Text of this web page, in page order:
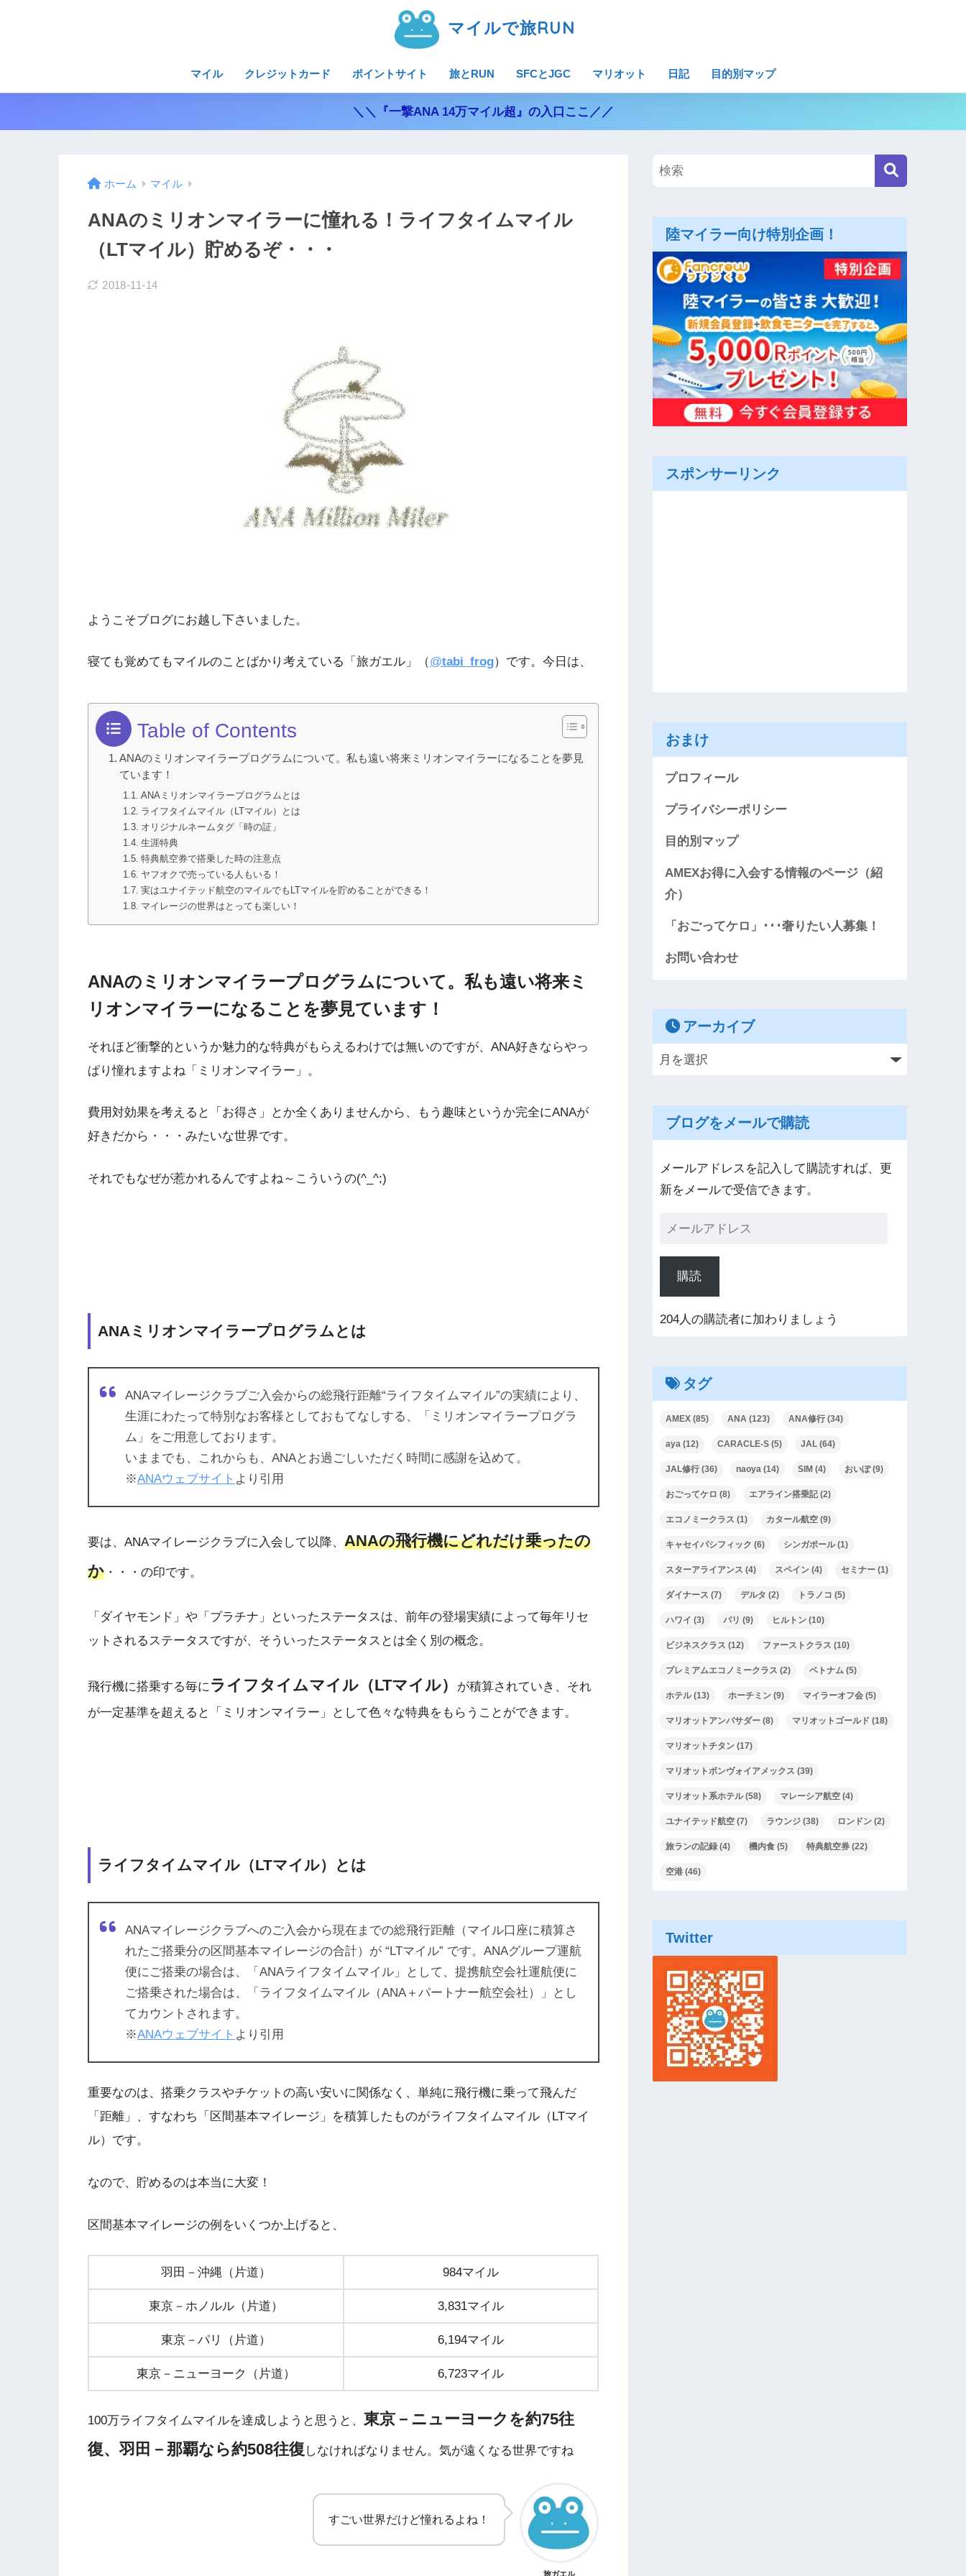
マイルで旅RUN
マイル クレジットカード ポイントサイト 旅とRUN SFCとJGC マリオット 日記 目的別マップ
＼＼『一撃ANA 14万マイル超』の入口ここ／／
ホーム マイル
ANAのミリオンマイラーに憧れる！ライフタイムマイル
（LTマイル）貯めるぞ・・・
2018-11-14
ようこそブログにお越し下さいました。
寝ても覚めてもマイルのことばかり考えている「旅ガエル」（@tabi_frog）です。今日は、
Table of Contents
ANAのミリオンマイラープログラムについて。私も遠い将来ミリオンマイラーになることを夢見
ています！
ANAミリオンマイラープログラムとは
ライフタイムマイル（LTマイル）とは
オリジナルネームタグ「時の証」
生涯特典
特典航空券で搭乗した時の注意点
ヤフオクで売っている人もいる！
実はユナイテッド航空のマイルでもLTマイルを貯めることができる！
マイレージの世界はとっても楽しい！
ANAのミリオンマイラープログラムについて。私も遠い将来ミ
リオンマイラーになることを夢見ています！
それほど衝撃的というか魅力的な特典がもらえるわけでは無いのですが、ANA好きならやっ
ぱり憧れますよね「ミリオンマイラー」。
費用対効果を考えると「お得さ」とか全くありませんから、もう趣味というか完全にANAが
好きだから・・・みたいな世界です。
それでもなぜが惹かれるんですよね～こういうの(^_^;)
ANAミリオンマイラープログラムとは
ANAマイレージクラブご入会からの総飛行距離“ライフタイムマイル”の実績により、
生涯にわたって特別なお客様としておもてなしする、「ミリオンマイラープログラ
ム」をご用意しております。
いままでも、これからも、ANAとお過ごしいただく時間に感謝を込めて。
※ANAウェブサイト より引用
要は、ANAマイレージクラブに入会して以降、 ANAの飛行機にどれだけ乗ったの
か ・・・の印です。
「ダイヤモンド」や「プラチナ」といったステータスは、前年の登場実績によって毎年リセ
ットされるステータスですが、そういったステータスとは全く別の概念。
飛行機に搭乗する毎にライフタイムマイル（LTマイル）
が積算されていき、それ
が一定基準を超えると「ミリオンマイラー」として色々な特典をもらうことができます。
ライフタイムマイル（LTマイル）とは
ANAマイレージクラブへのご入会から現在までの総飛行距離（マイル口座に積算さ
れたご搭乗分の区間基本マイレージの合計）が “LTマイル” です。ANAグループ運航
便にご搭乗の場合は、「ANAライフタイムマイル」として、提携航空会社運航便に
ご搭乗された場合は、「ライフタイムマイル（ANA＋パートナー航空会社）」とし
てカウントされます。
※ANAウェブサイト より引用
重要なのは、搭乗クラスやチケットの高い安いに関係なく、単純に飛行機に乗って飛んだ
「距離」、すなわち「区間基本マイレージ」を積算したものがライフタイムマイル（LTマイ
ル）です。
なので、貯めるのは本当に大変！
区間基本マイレージの例をいくつか上げると、
羽田－沖縄（片道） 984マイル
東京－ホノルル（片道） 3,831マイル
東京－パリ（片道） 6,194マイル
東京－ニューヨーク（片道） 6,723マイル
100万ライフタイムマイルを達成しようと思うと、 東京－ニューヨークを約75往
復、 羽田－那覇なら約508往復 しなければなりません。気が遠くなる世界ですね
すごい世界だけど憧れるよね！
旅ガエル
陸マイラー向け特別企画！
スポンサーリンク
おまけ
プロフィール
プライバシーポリシー
目的別マップ
AMEXお得に入会する情報のページ（紹
介）
「おごってケロ」･･･奢りたい人募集！
お問い合わせ
アーカイブ
ブログをメールで購読
メールアドレスを記入して購読すれば、更
新をメールで受信できます。
購読
204人の購読者に加わりましょう
タグ
AMEX (85) ANA (123) ANA修行 (34)
aya (12) CARACLE-S (5) JAL (64)
JAL修行 (36) naoya (14) SIM (4) おいぽ(9)
おごってケロ (8) エアライン搭乗記(2)
エコノミークラス (1) カタール航空 (9)
キャセイパシフィック (6) シンガポール(1)
スターアライアンス (4) スペイン (4) セミナー (1)
ダイナース (7) デルタ (2) トラノコ (5)
ハワイ (3) パリ (9) ヒルトン (10)
ビジネスクラス (12) ファーストクラス (10)
プレミアムエコノミークラス (2) ベトナム (5)
ホテル(13) ホーチミン (9) マイラーオフ会 (5)
マリオットアンバサダー (8) マリオットゴールド (18)
マリオットチタン (17)
マリオットボンヴォイアメックス (39)
マリオット系ホテル(58) マレーシア航空 (4)
ユナイテッド航空 (7) ラウンジ (38) ロンドン (2)
旅ランの記録 (4) 機内食 (5) 特典航空券 (22)
空港 (46)
Twitter